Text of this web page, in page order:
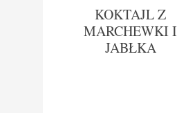
KOKTAJL Z
MARCHEWKI I
JABŁKA